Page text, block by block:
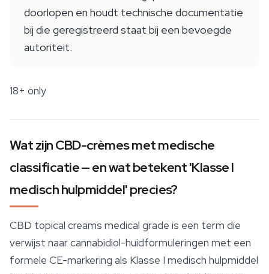
doorlopen en houdt technische documentatie
bij die geregistreerd staat bij een bevoegde
autoriteit.
18+ only
Wat zijn CBD-crèmes met medische
classificatie — en wat betekent 'Klasse I
medisch hulpmiddel' precies?
CBD topical creams medical grade is een term die
verwijst naar cannabidiol-huidformuleringen met een
formele CE-markering als Klasse I medisch hulpmiddel